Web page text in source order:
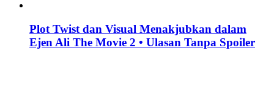
Plot Twist dan Visual Menakjubkan dalam
Ejen Ali The Movie 2 • Ulasan Tanpa Spoiler